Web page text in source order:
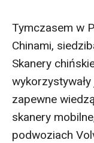
Tymczasem w
Chinami,
Skanery
zapewne
skanery
podwoziach